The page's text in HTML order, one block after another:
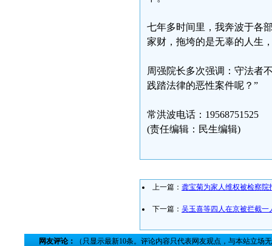
七年多时间里，我奔波于各
家财，拖垮的是无辜的人生
周强院长多次强调：守法者
践踏法律的恶性案件呢？”
常洪波电话：19568751525
(责任编辑：民生编辑)
上一篇： 龚宝菊为家人维权被检察院
下一篇： 吴玉喜等四人在京被拦截一
网友评论： （只显示最新10条。评论内容只代表网友观点，与本站立场